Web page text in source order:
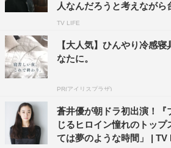
人なんだろうと考えながら
TV LIFE
【大人気】ひんやり冷感
なたに。
PR(アイリスプラザ)
蒼井優が朝ドラ初出演！『
じるヒロイン憧れのトップ
ては夢のような時間」 | TV